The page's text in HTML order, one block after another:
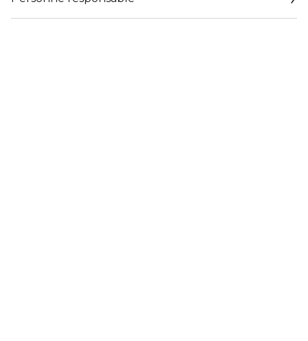
comme purifié grâce aux propriétés calmantes et
purifiantes de l'huile essentielle de lavande.